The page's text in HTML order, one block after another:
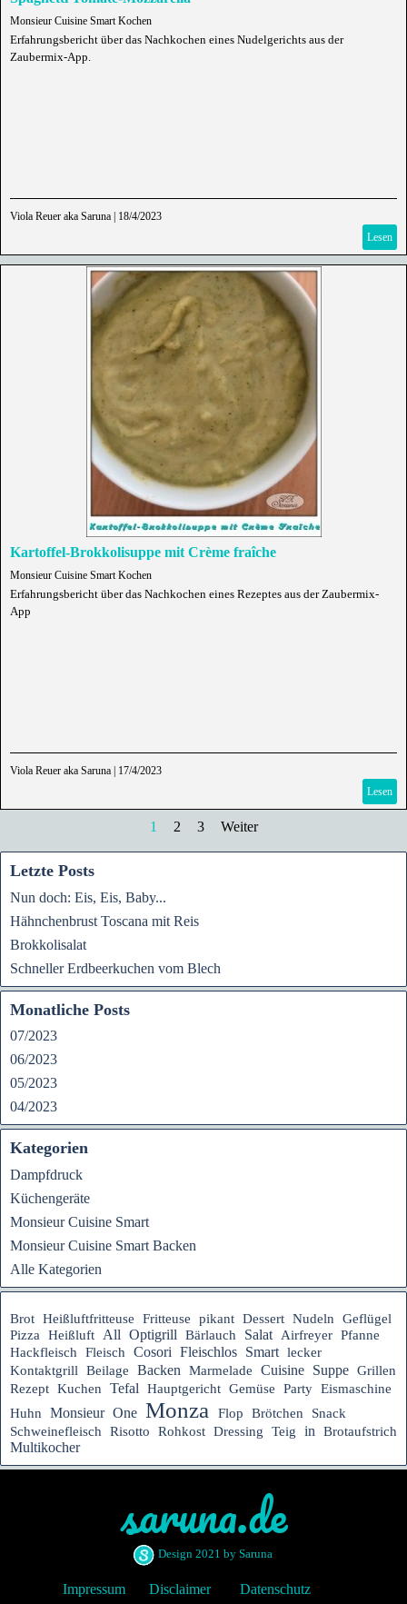
Monsieur Cuisine Smart Kochen
Erfahrungsbericht über das Nachkochen eines Nudelgerichts aus der
Zaubermix-App.
Viola Reuer aka Saruna
18/4/2023
Lesen
Kartoffel-Brokkolisuppe mit Crème fraîche
Monsieur Cuisine Smart Kochen
Erfahrungsbericht über das Nachkochen eines Rezeptes aus der Zaubermix-
App
Viola Reuer aka Saruna
17/4/2023
Lesen
1 2 3 Weiter
Letzte Posts
Nun doch: Eis, Eis, Baby...
Hähnchenbrust Toscana mit Reis
Brokkolisalat
Schneller Erdbeerkuchen vom Blech
Monatliche Posts
07/2023
06/2023
05/2023
04/2023
Kategorien
Dampfdruck
Küchengeräte
Monsieur Cuisine Smart
Monsieur Cuisine Smart Backen
Alle Kategorien
Brot Heißluftfritteuse Fritteuse pikant Dessert Nudeln
Geflügel
Pizza
Heißluft All Optigrill Bärlauch Salat Airfreyer Pfanne
Hackfleisch
Fleisch Cosori Fleischlos Smart lecker
Kontaktgrill
Beilage Backen Marmelade Cuisine Suppe Grillen
Rezept Kuchen Tefal Hauptgericht Gemüse Party Eismaschine
Huhn
Monsieur One Monza Flop Brötchen
Snack
Schweinefleisch
Risotto Rohkost Dressing Teig in Brotaufstrich
Multikocher
saruna.de
Impressum Disclaimer Datenschutz
Design 2021 by Saruna